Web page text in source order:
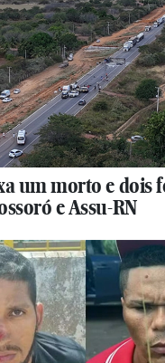
um morto e dois
e Assu-RN